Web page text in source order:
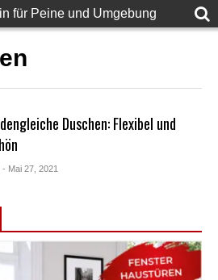
für Peine und Umgebung
Duschen: Flexibel und
- Mai 27, 2021